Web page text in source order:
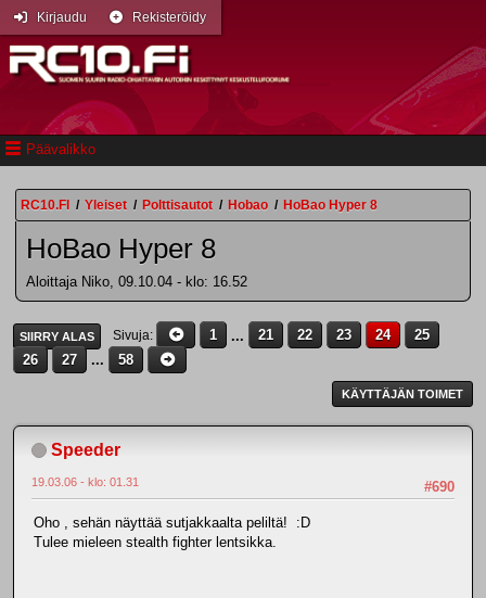
Päävalikko
Kirjaudu Rekisteröidy
RC10.FI / Yleiset / Polttisautot / Hobao / HoBao Hyper 8
HoBao Hyper 8
Aloittaja Niko, 09.10.04 - klo: 16.52
SIIRRY ALAS Sivuja 1 ... 21 22 23 24
25
26
27 ... 58
KÄYTTÄJÄN TOIMET
Speeder
#690
19.03.06 - klo: 01.31
Oho , sehän näyttää sutjakkaalta peliltä! :D
Tulee mieleen stealth fighter lentsikka.